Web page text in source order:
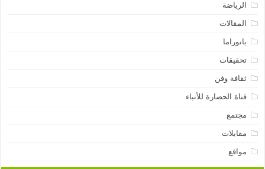
الرياضة
المقالات
بانوراما
تحقيقات
ثقافة وفن
قناة الحضارة للأنباء
مجتمع
مقابلات
مواقع